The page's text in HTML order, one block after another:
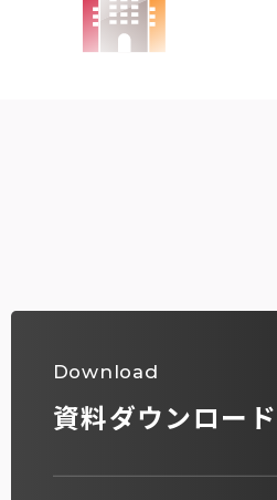
Download
資料ダウンロード